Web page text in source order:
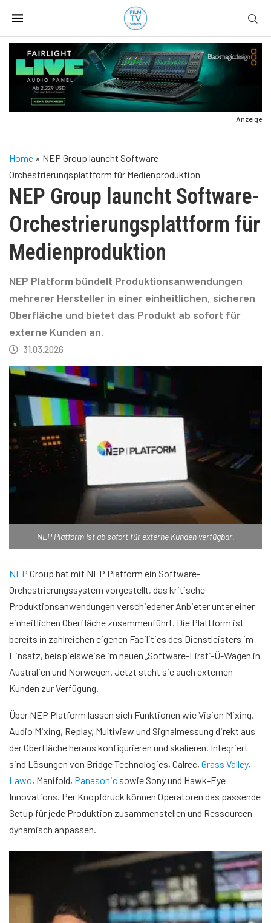
Anzeige
Home » NEP Group launcht Software-
Orchestrierungsplattform für Medienproduktion
NEP Group launcht Software-
Orchestrierungsplattform für
Medienproduktion
NEP Platform bündelt Produktionsanwendungen
mehrerer Hersteller in einer einheitlichen, sicheren
Oberfläche und bietet das Produkt ab sofort für
externe Kunden an.
31.03.2026
NEP Platform ist ab sofort für externe Kunden verfügbar.
NEP Group hat mit NEP Platform ein Software-
Orchestrierungssystem vorgestellt, das kritische
Produktionsanwendungen verschiedener Anbieter unter einer
einheitlichen Oberfläche zusammenführt. Die Plattform ist
bereits in zahlreichen eigenen Facilities des Dienstleisters im
Einsatz, beispielsweise im neuen „Software-First“-Ü-Wagen in
Australien und Norwegen. Jetzt steht sie auch externen
Kunden zur Verfügung.
Über NEP Platform lassen sich Funktionen wie Vision Mixing,
Audio Mixing, Replay, Multiview und Signalmessung direkt aus
der Oberfläche heraus konfigurieren und skalieren. Integriert
sind Lösungen von Bridge Technologies, Calrec, Grass Valley,
Lawo, Manifold, Panasonic sowie Sony und Hawk-Eye
Innovations. Per Knopfdruck können Operatoren das passende
Setup für jede Produktion zusammenstellen und Ressourcen
dynamisch anpassen.